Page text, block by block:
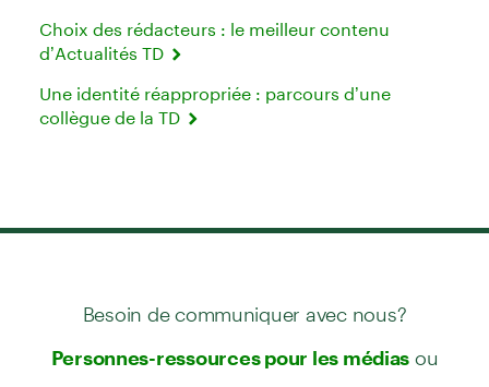
Choix des rédacteurs : le meilleur contenu
d’Actualités TD
Une identité réappropriée : parcours d’une
collègue de la TD
Besoin de communiquer avec nous?
Personnes-ressources pour les médias ou